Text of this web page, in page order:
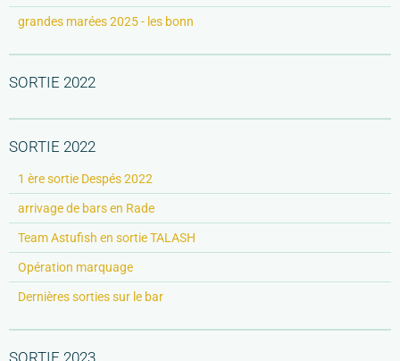
grandes marées 2025 - les bonn
SORTIE 2022
SORTIE 2022
1 ère sortie Despés 2022
arrivage de bars en Rade
Team Astufish en sortie TALASH
Opération marquage
Dernières sorties sur le bar
SORTIE 2023